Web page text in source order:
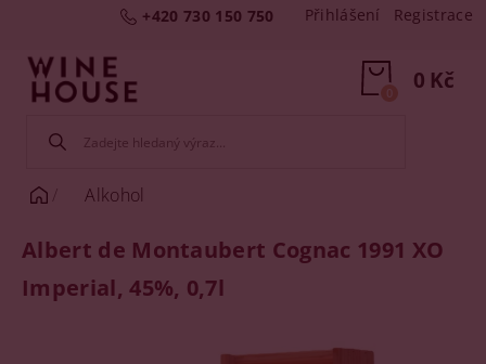
+420 730 150 750 Přihlášení Registrace
0 Kč
0
Alkohol
Albert de Montaubert Cognac 1991 XO
Imperial, 45%, 0,7l